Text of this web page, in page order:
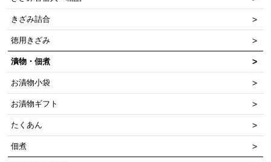
きざみ詰合
徳用きざみ
漬物・佃煮
お漬物小袋
お漬物ギフト
たくあん
佃煮